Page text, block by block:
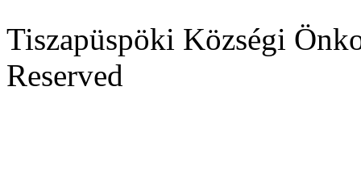
Tiszapüspöki Községi
Reserved